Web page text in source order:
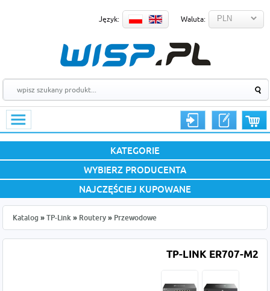
Język: Waluta:
KATEGORIE
WYBIERZ PRODUCENTA
NAJCZĘŚCIEJ KUPOWANE
Katalog » TP-Link » Routery » Przewodowe
TP-LINK ER707-M2